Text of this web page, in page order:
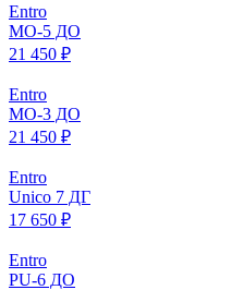
Entro
МO-5 ДО
21 450 ₽
Entro
МO-3 ДО
21 450 ₽
Entro
Unico 7 ДГ
17 650 ₽
Entro
PU-6 ДО